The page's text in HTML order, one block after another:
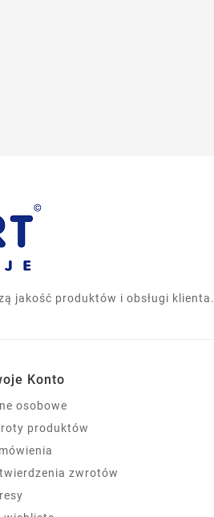
jakość produktów i obsługi klienta.
Konto
osobowe
produktów
zwrotów